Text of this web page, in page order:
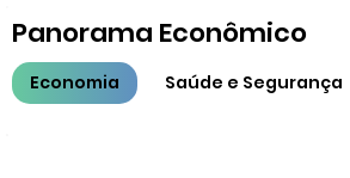
Economia Saúde e Segurança
Panorama Econômico